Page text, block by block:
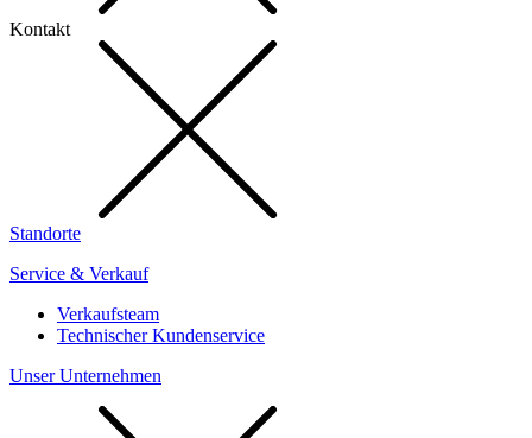
Kontakt
Standorte
Service & Verkauf
Verkaufsteam
Technischer Kundenservice
Unser Unternehmen